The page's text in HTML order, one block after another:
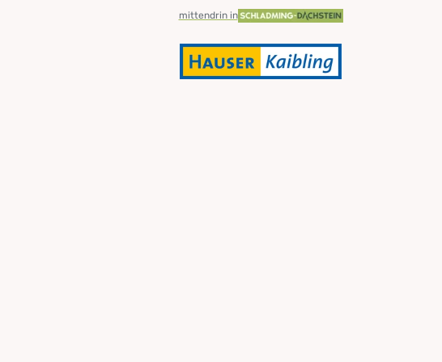
mittendrin in